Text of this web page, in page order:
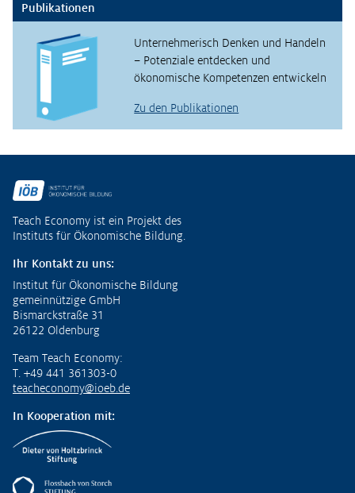
Publikationen
Unternehmerisch Denken und Handeln
– Potenziale entdecken und
ökonomische Kompetenzen entwickeln
Zu den Publikationen
Teach Economy ist ein Projekt des
Instituts für Ökonomische Bildung.
Ihr Kontakt zu uns:
Institut für Ökonomische Bildung
gemeinnützige GmbH
Bismarckstraße 31
26122 Oldenburg
Team Teach Economy:
T. +49 441 361303-0
teacheconomy@ioeb.de
In Kooperation mit: